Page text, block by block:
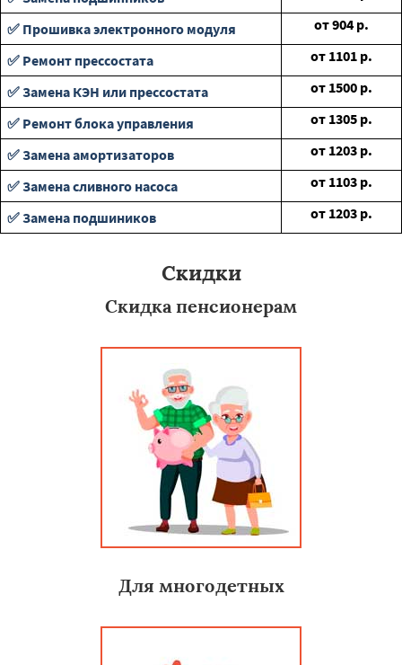
✅ Прошивка электронного модуля
от904 р.
✅ Ремонт прессостата
от 1101 р.
✅ Замена КЭН или прессостата
от 1500 р.
✅ Ремонт блока управления
от 1305 р.
✅ Замена амортизаторов
от 1203 р.
✅ Замена сливного насоса
от 1103 р.
✅ Замена подшиников
от 1203 р.
Скидки
Скидка пенсионерам
Для многодетных